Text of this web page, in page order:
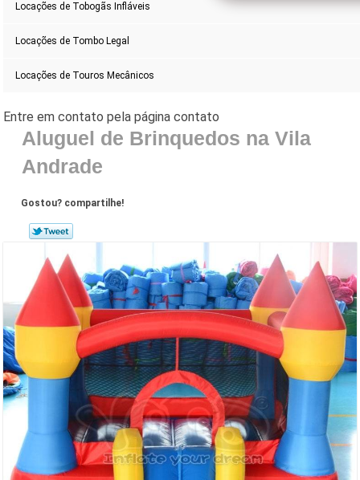
Locações de Tobogãs Infláveis
Locações de Tombo Legal
Locações de Touros Mecânicos
Aluguel de Brinquedos na Vila
Andrade
Gostou? compartilhe!